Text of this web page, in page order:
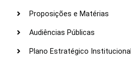
Proposições e Matérias
Audiências Públicas
Plano Estratégico Institucional